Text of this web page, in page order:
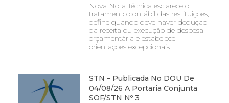
Nova Nota Técnica esclarece o
tratamento contábil das restituições,
define quando deve haver dedução
da receita ou execução de despesa
orçamentária e estabelece
orientações excepcionais
STN – Publicada No DOU De
04/08/26 A Portaria Conjunta
SOF/STN Nº 3